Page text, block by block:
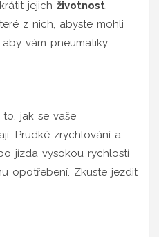
jejich životnost.
z nich, abyste mohli
vám pneumatiky
jak se vaše
Prudké zrychlování a
jízda vysokou rychlostí
opotřebení. Zkuste jezdit